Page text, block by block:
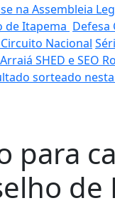
na Assembleia
de Itapema Defesa
Nacional
Arraiá SHED e SEO
sorteado
para
de